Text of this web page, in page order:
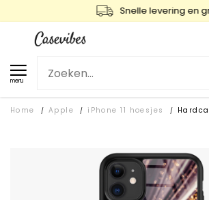
Snelle levering en gratis
menu
Home / Apple / iPhone 11 hoesjes /